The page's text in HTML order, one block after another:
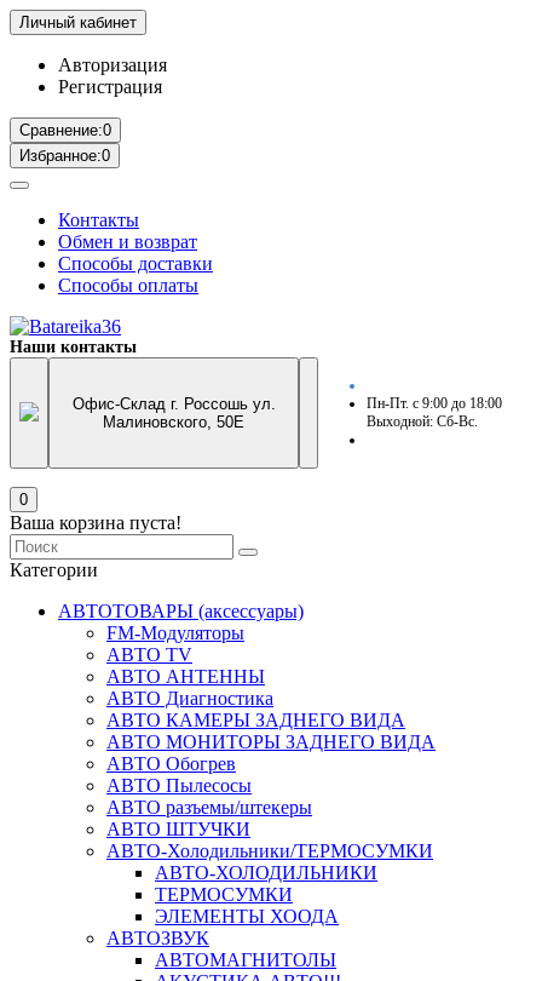
Личный кабинет
Авторизация
Регистрация
Сравнение:0
Избранное:0
Контакты
Обмен и возврат
Способы доставки
Способы оплаты
Наши контакты
Офис-Склад г. Россошь ул.
Малиновского, 50Е
Пн-Пт. с 9:00 до 18:00
Выходной: Сб-Вс.
0
Ваша корзина пуста!
Категории
АВТОТОВАРЫ (аксессуары)
FM-Модуляторы
АВТО TV
АВТО АНТЕННЫ
АВТО Диагностика
АВТО КАМЕРЫ ЗАДНЕГО ВИДА
АВТО МОНИТОРЫ ЗАДНЕГО ВИДА
АВТО Обогрев
АВТО Пылесосы
АВТО разъемы/штекеры
АВТО ШТУЧКИ
АВТО-Холодильники/ТЕРМОСУМКИ
АВТО-ХОЛОДИЛЬНИКИ
ТЕРМОСУМКИ
ЭЛЕМЕНТЫ ХООДА
АВТОЗВУК
АВТОМАГНИТОЛЫ